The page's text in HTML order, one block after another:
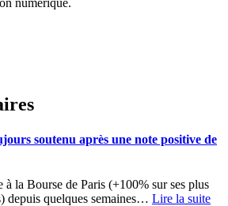
numérique.
soutenu après une note positive de
la Bourse de Paris (+100% sur ses plus
depuis quelques semaines… Lire la suite